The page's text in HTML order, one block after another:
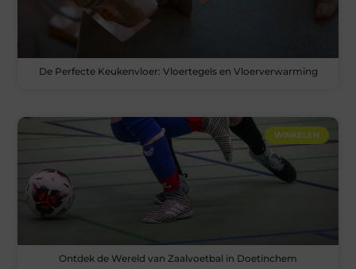
De Perfecte Keukenvloer: Vloertegels en Vloerverwarming
WINKELEN
Ontdek de Wereld van Zaalvoetbal in Doetinchem